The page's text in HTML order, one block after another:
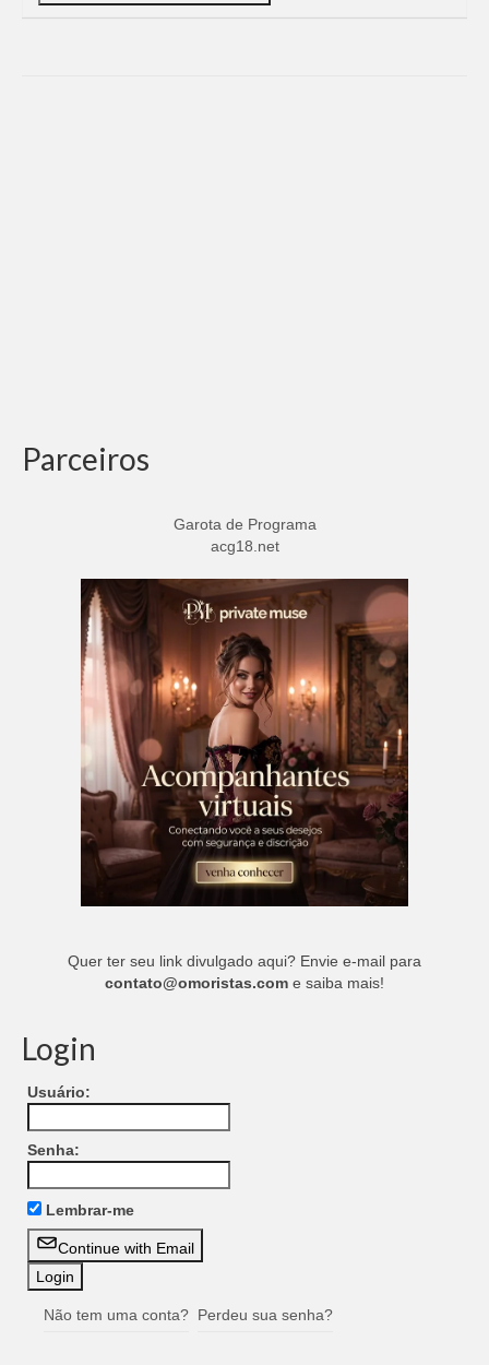
Parceiros
Garota de Programa
acg18.net
Quer ter seu link divulgado aqui? Envie e-mail para
contato@omoristas.com e saiba mais!
Login
Usuário:
Senha:
Lembrar-me
Continue with Email
Não tem uma conta? Perdeu sua senha?